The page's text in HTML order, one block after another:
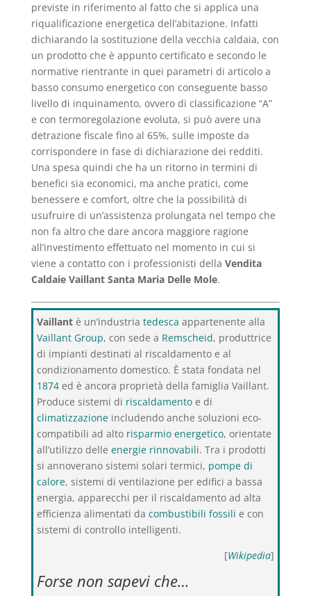
previste in riferimento al fatto che si applica una
riqualificazione energetica dell’abitazione. Infatti
dichiarando la sostituzione della vecchia caldaia, con
un prodotto che è appunto certificato e secondo le
normative rientrante in quei parametri di articolo a
basso consumo energetico con conseguente basso
livello di inquinamento, ovvero di classificazione “A”
e con termoregolazione evoluta, si può avere una
detrazione fiscale fino al 65%, sulle imposte da
corrispondere in fase di dichiarazione dei redditi.
Una spesa quindi che ha un ritorno in termini di
benefici sia economici, ma anche pratici, come
benessere e comfort, oltre che la possibilità di
usufruire di un’assistenza prolungata nel tempo che
non fa altro che dare ancora maggiore ragione
all’investimento effettuato nel momento in cui si
viene a contatto con i professionisti della Vendita
Caldaie Vaillant Santa Maria Delle Mole.
Vaillantè un’industria tedesca appartenente alla
Vaillant Group, con sede a Remscheid, produttrice
di impianti destinati al riscaldamento e al
condizionamento domestico. È stata fondata nel
1874ed è ancora proprietà della famiglia Vaillant.
Produce sistemi di riscaldamentoe di
climatizzazioneincludendo anche soluzioni eco-
compatibili ad alto risparmio energetico, orientate
all’utilizzo delle energie rinnovabili. Tra i prodotti
si annoverano sistemi solari termici, pompe di
calore, sistemi di ventilazione per edifici a bassa
energia, apparecchi per il riscaldamento ad alta
efficienza alimentati da combustibili fossili e con
sistemi di controllo intelligenti.
[Wikipedia]
Forse non sapevi che…